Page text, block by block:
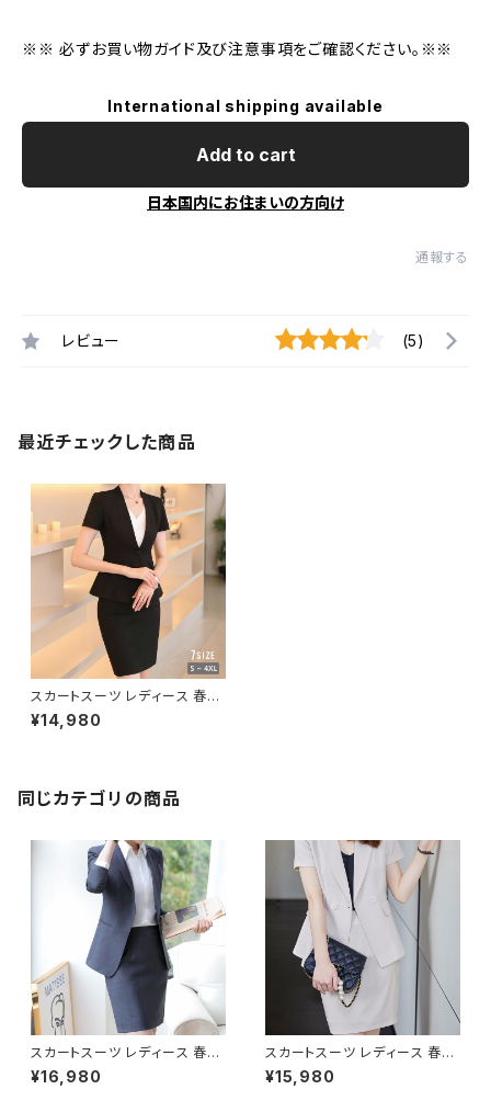
※※ 必ずお買い物ガイド及び注意事項をご確認ください。※※
International shipping available
Add to cart
日本国内にお住まいの方向け
通報する
レビュー (5)
最近チェックした商品
スカートスーツ レディース 春夏
秋冬 春 夏 秋 冬 黒 白 スーツ
上下セット 2点セット スーツスカ
ートスーツ オフィス スカート シ
ョートスカート タイトスカート O
ーティー 卒業式 入学式 卒園式
入園式 お呼ばれ ホワイト ライ
トパープル ブラック S M L XL 2
XL 3XL 4XL 10代 20代 30代
40代 C-WAW1080
¥14,980
同じカテゴリの商品
スカートスーツ レディース 春夏
秋冬 春 夏 秋 冬 黒 紺 スーツ
上下セット 2点セット スーツスカ
¥16,980
スカートスーツ レディース 春夏
秋冬 春 夏 秋 冬 黒 スーツ 上
下セット 2点セット スーツスカー
¥15,980